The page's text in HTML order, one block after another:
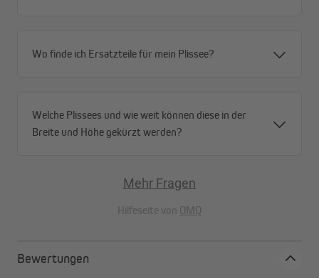
Wo finde ich Ersatzteile für mein Plissee?
Welche Plissees und wie weit können diese in der
Breite und Höhe gekürzt werden?
Mehr Fragen
Hilfeseite von OMQ
Bewertungen